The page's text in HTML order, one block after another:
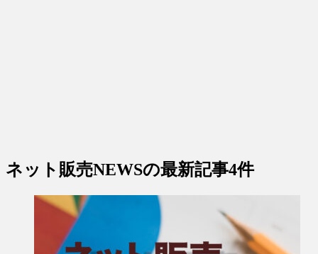
ネット販売NEWSの最新記事4件